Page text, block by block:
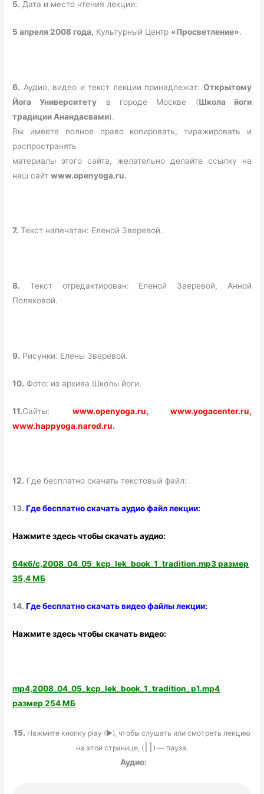
5. Дата и место чтения лекции:
5 апреля 2008 года, Культурный Центр «Просветление».
6. Аудио, видео и текст лекции принадлежат: Открытому
Йога Университету в городе Москве (Школа йоги
традиции Анандасвами).
Вы имеете полное право копировать, тиражировать и
распространять
материалы этого сайта, желательно делайте ссылку на
наш сайтwww.openyoga.ru.
7. Текст напечатан: Еленой Зверевой.
8. Текст отредактирован: Еленой Зверевой, Анной
Поляковой.
9. Рисунки: Елены Зверевой.
10. Фото: из архива Школы йоги.
11.Сайты: www.openyoga.ru, www.yogacenter.ru,
www.happyoga.narod.ru.
12. Где бесплатно скачать текстовый файл:
13.Где бесплатно скачать аудио файл лекции:
Нажмите здесь чтобы скачать аудио:
64кб/с,2008_04_05_kcp_lek_book_1_tradition.mp3 размер
35,4 МБ
14.Где бесплатно скачать видео файлы лекции:
Нажмите здесь чтобы скачать видео:
mp4,2008_04_05_kcp_lek_book_1_tradition_p1.mp4
размер 254 МБ
15. Нажмите кнопку play (►), чтобы слушать или смотреть лекцию
на этой странице, (
) — пауза.
Аудио: